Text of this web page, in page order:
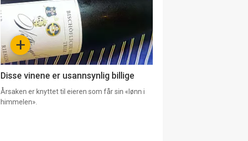
nå
3 +
Disse vinene er usannsynlig billige
Årsaken er knyttet til eieren som får sin «lønn i
himmelen».